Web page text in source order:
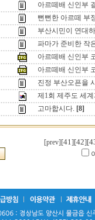
아르떼배 신인부
뻔뻔한 아르떼 부
부산시민이 연대
파마가 준비한 작
아르떼배 신인부
아르떼배 신인부
진정 부산오픈을
제1회 제주도 세
고마합시다. [8]
[prev] [41][42]